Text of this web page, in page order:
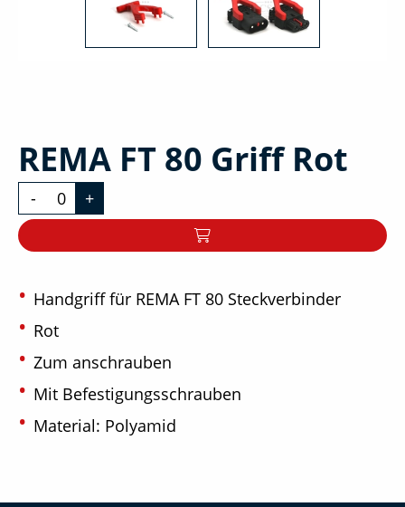
REMA FT 80 Griff Rot
- +
Handgriff für REMA FT 80 Steckverbinder
Rot
Zum anschrauben
Mit Befestigungsschrauben
Material: Polyamid